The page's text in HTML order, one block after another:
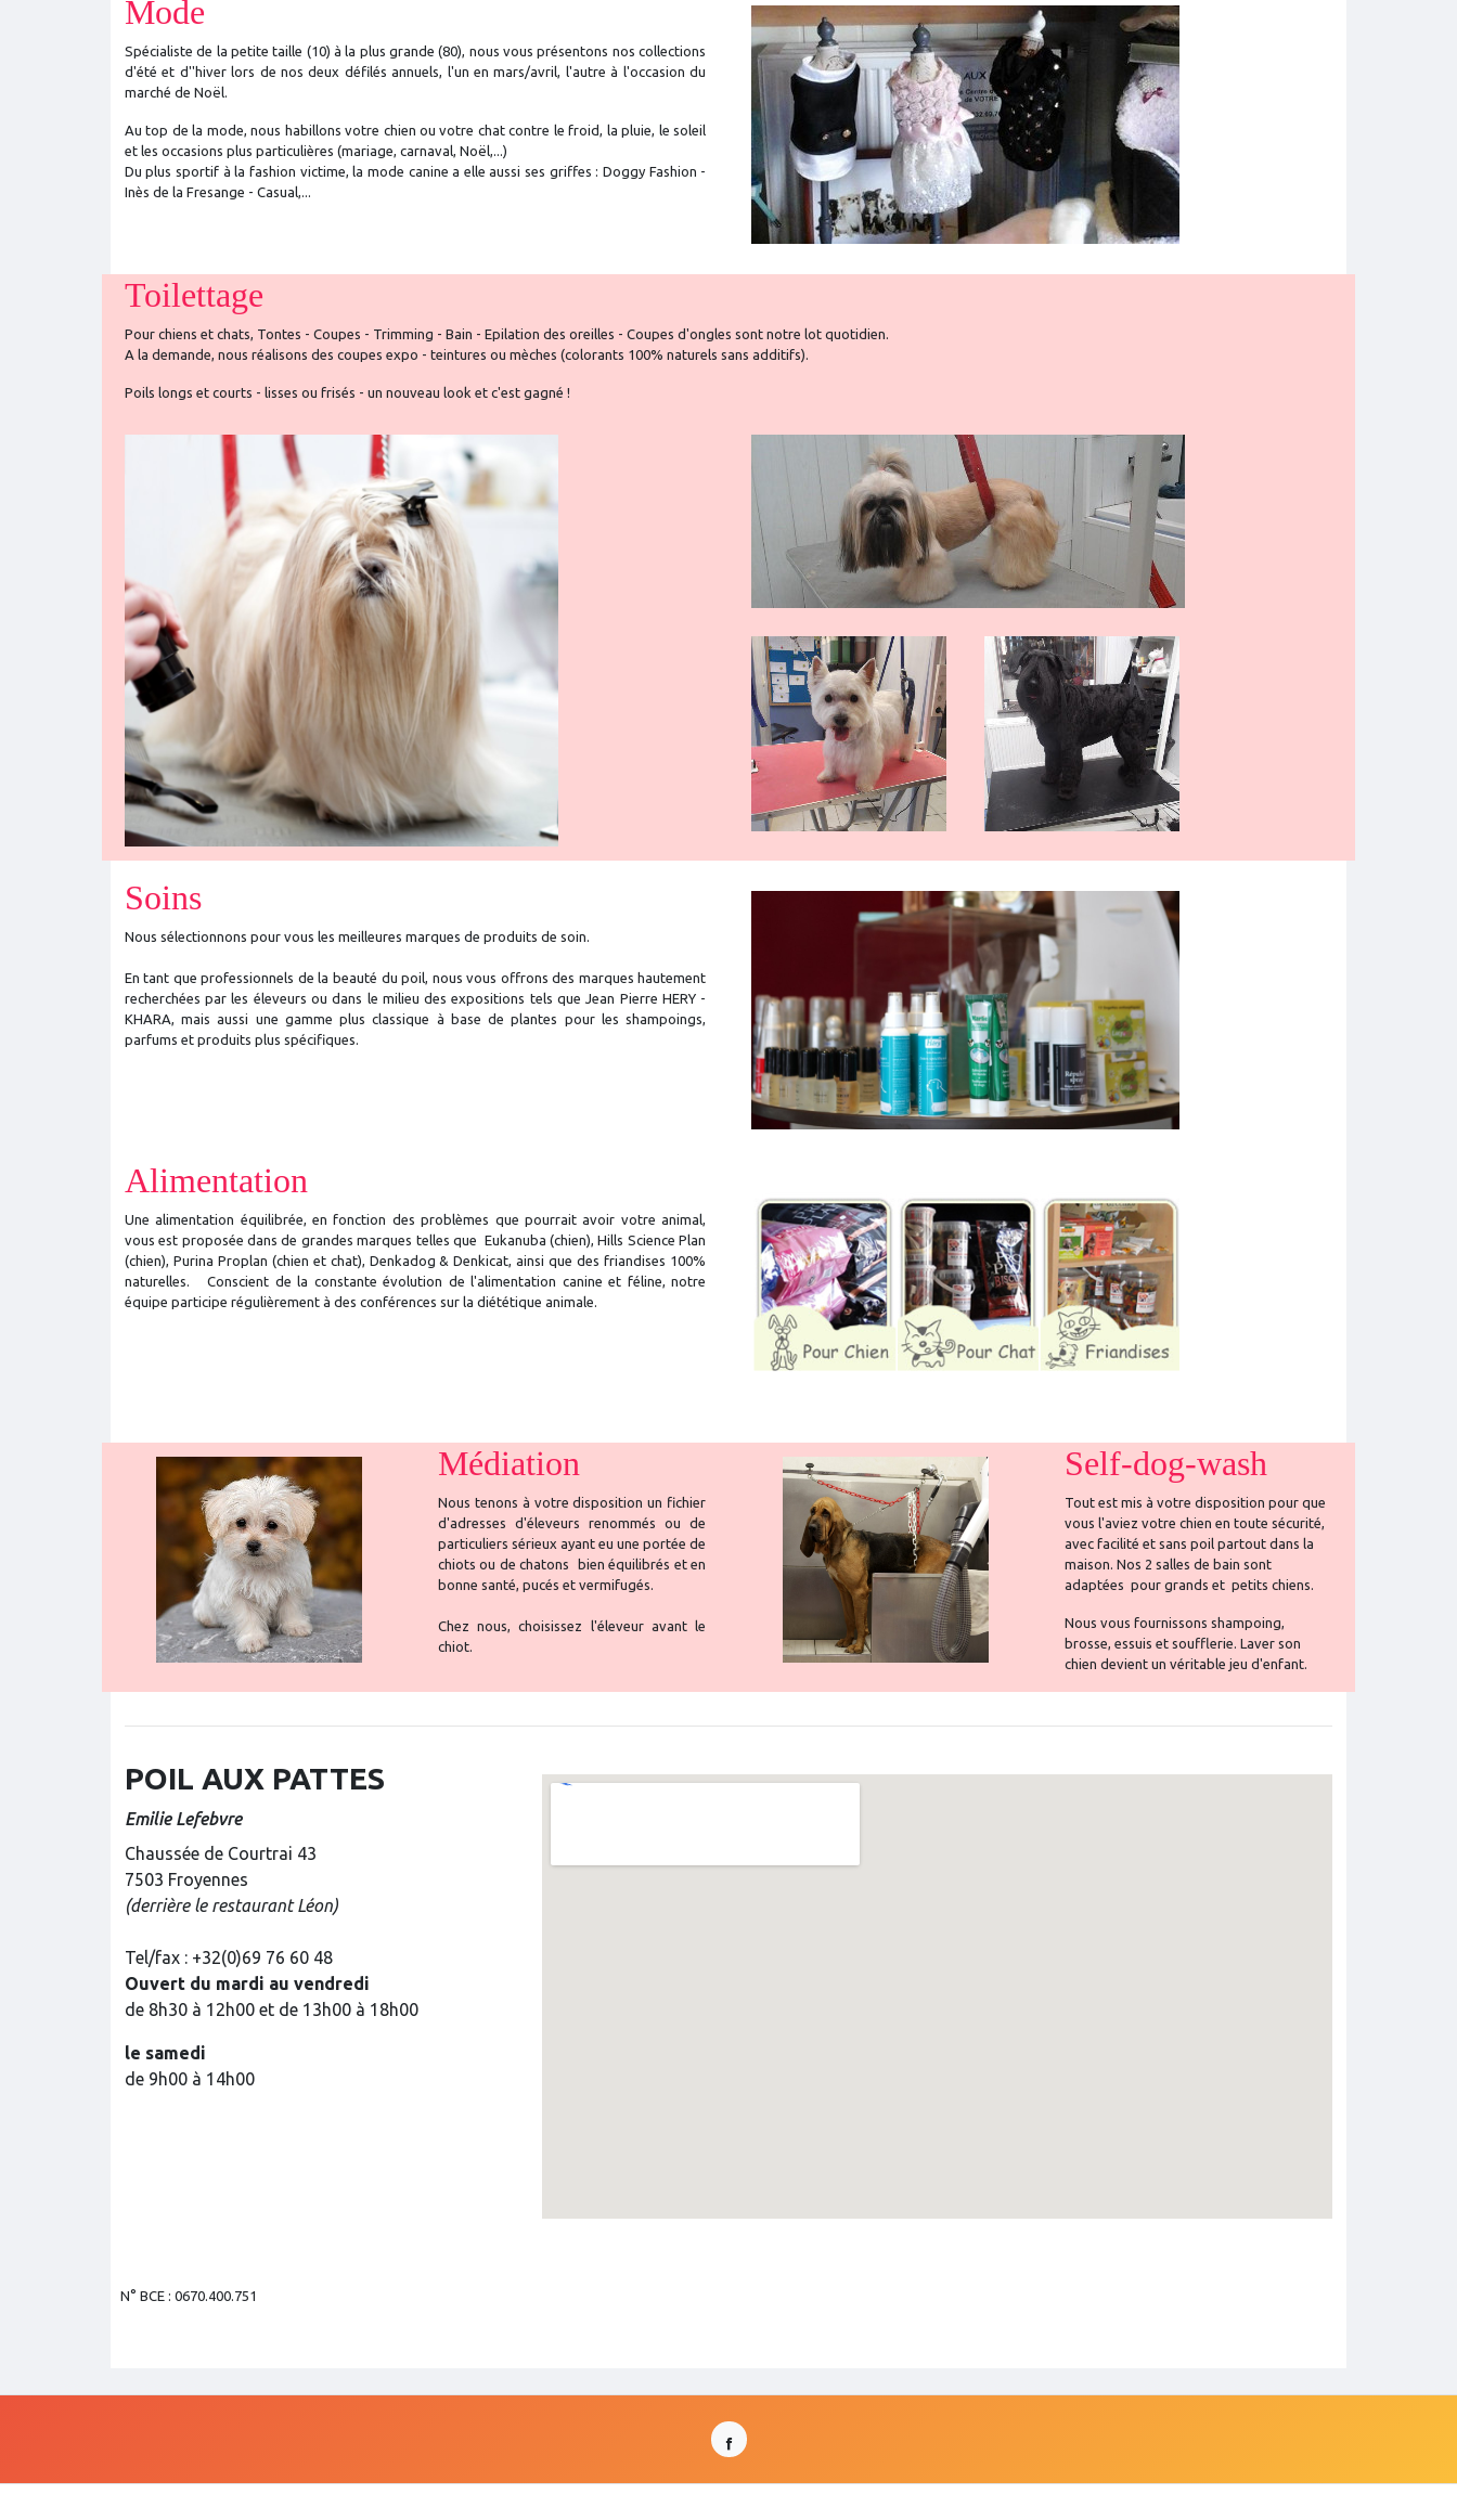
Mode
Spécialiste de la petite taille (10) à la plus grande (80), nous vous présentons nos collections
d'été et d''hiver lors de nos deux défilés annuels, l'un en mars/avril, l'autre à l'occasion du
marché de Noël.
Au top de la mode, nous habillons votre chien ou votre chat contre le froid, la pluie, le soleil
et les occasions plus particulières (mariage, carnaval, Noël,...)
Du plus sportif à la fashion victime, la mode canine a elle aussi ses griffes : Doggy Fashion -
Inès de la Fresange - Casual,...
Toilettage
Pour chiens et chats, Tontes - Coupes - Trimming - Bain - Epilation des oreilles - Coupes d'ongles sont notre lot quotidien.
A la demande, nous réalisons des coupes expo - teintures ou mèches (colorants 100% naturels sans additifs).
Poils longs et courts - lisses ou frisés - un nouveau look et c'est gagné !
Soins
Nous sélectionnons pour vous les meilleures marques de produits de soin.
En tant que professionnels de la beauté du poil, nous vous offrons des marques hautement
recherchées par les éleveurs ou dans le milieu des expositions tels que Jean Pierre HERY -
KHARA, mais aussi une gamme plus classique à base de plantes pour les shampoings,
parfums et produits plus spécifiques.
Alimentation
Une alimentation équilibrée, en fonction des problèmes que pourrait avoir votre animal,
vous est proposée dans de grandes marques telles que Eukanuba (chien), Hills Science Plan
(chien), Purina Proplan (chien et chat), Denkadog & Denkicat, ainsi que des friandises 100%
naturelles. Conscient de la constante évolution de l'alimentation canine et féline, notre
équipe participe régulièrement à des conférences sur la diététique animale.
Médiation
Nous tenons à votre disposition un fichier
d'adresses d'éleveurs renommés ou de
particuliers sérieux ayant eu une portée de
chiots ou de chatons bien équilibrés et en
bonne santé, pucés et vermifugés.
Chez nous, choisissez l'éleveur avant le
chiot.
Self-dog-wash
Tout est mis à votre disposition pour que
vous l'aviez votre chien en toute sécurité,
avec facilité et sans poil partout dans la
maison. Nos 2 salles de bain sont
adaptées pour grands et petits chiens.
Nous vous fournissons shampoing,
brosse, essuis et soufflerie. Laver son
chien devient un véritable jeu d'enfant.
POIL AUX PATTES
Emilie Lefebvre
Chaussée de Courtrai 43
7503 Froyennes
(derrière le restaurant Léon)
Tel/fax : +32(0)69 76 60 48
Ouvert du mardi au vendredi
de 8h30 à 12h00 et de 13h00 à 18h00
le samedi
de 9h00 à 14h00
N° BCE : 0670.400.751